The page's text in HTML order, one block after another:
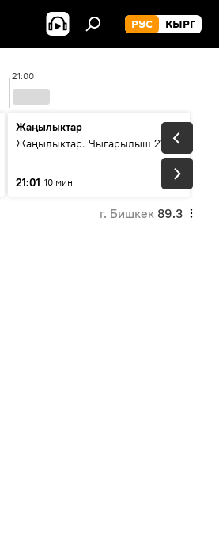
РУС КЫРГ
21:00
Жаңылыктар
Жаңылыктар. Чыгарылыш 21:00
21:01 10 мин
г. Бишкек 89.3